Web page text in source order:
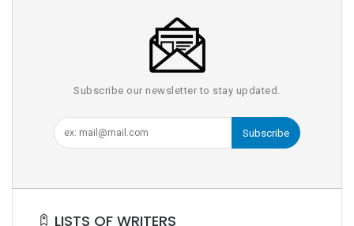
Subscribe our newsletter to stay updated.
Subscribe
LISTS OF WRITERS